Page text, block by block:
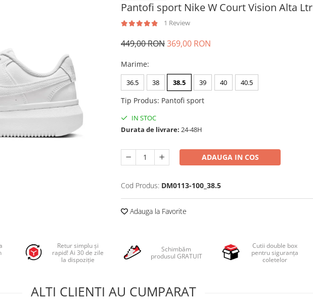
Pantofi sport Nike W Court Vision Alta Ltr
1 Review
449,00 RON369,00 RON
Marime:
36.5 38 38.5 39 40 40.5
Tip Produs: Pantofi sport
IN STOC
Durata de livrare: 24-48H
ADAUGA IN COS
Cod Produs: DM0113-100_38.5
Adauga la Favorite
Retur simplu și
rapid! Ai 30 de zile
la dispoziție
Schimbăm
produsul GRATUIT
Cutii double box
pentru siguranța
coletelor
ALTI CLIENTI AU CUMPARAT